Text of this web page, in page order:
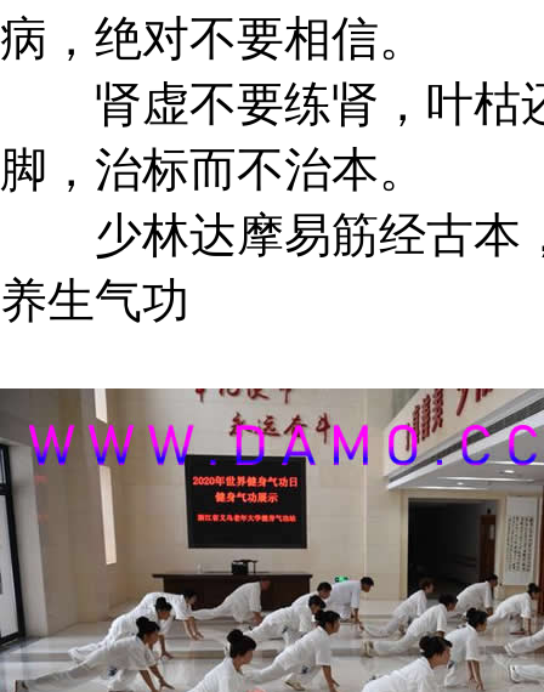
病，绝对不要相信。
肾虚不要练肾，叶枯
脚，治标而不治本。
少林达摩易筋经古本
养生气功